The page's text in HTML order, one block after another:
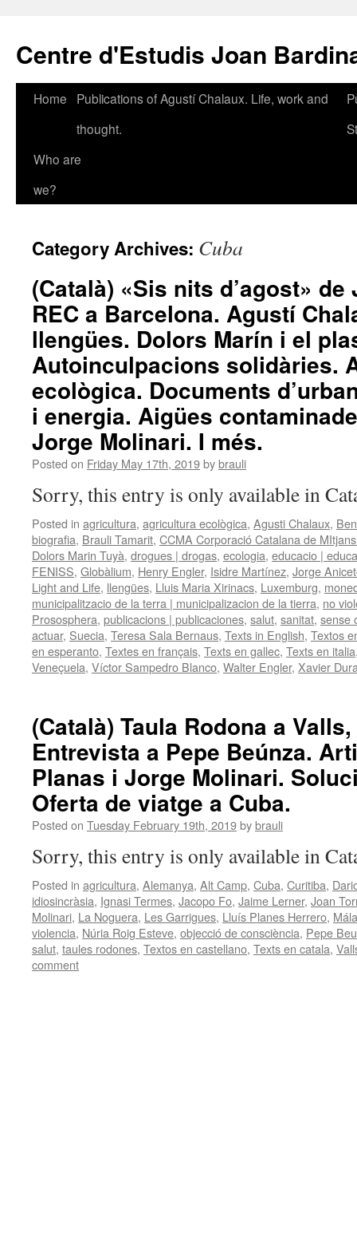
content
Centre d'Estudis Joan
Home
Publications of Agustí Chalaux. Life, work and
thought.
Who are
we?
Category Archives: Cuba
(Català) «Sis nits d’agost»
REC a Barcelona. Agustí
llengües. Dolors Marín i el
Autoinculpacions solidàries.
ecològica. Documents
i energia. Aigües
Jorge Molinari. I més.
Posted on Friday May 17th, 2019bybrauli
Sorry, this entry is only available in
Posted in agricultura, agricultura ecològica, Agusti Chalaux,
biografia, Brauli Tamarit, CCMA Corporació Catalana de
Dolors Marin Tuyà, drogues | drogas, ecologia, educacio |
FENISS, Globàlium, Henry Engler, Isidre Martínez, Jorge
Light and Life, llengües, Lluis Maria Xirinacs, Luxemburg,
municipalitzacio de la terra | municipalizacion de la tierra, no
Prososphera, publicacions | publicaciones, salut, sanitat, sense
actuar, Suecia, Teresa Sala Bernaus, Texts in English, Textos
en esperanto, Textes en français, Texts en gallec, Texts en italia
Veneçuela, Víctor Sampedro Blanco, Walter Engler, Xavier
(Català) Taula Rodona a
Entrevista a Pepe Beúnza.
Planas i Jorge Molinari.
Oferta de viatge a Cuba.
Posted on Tuesday February 19th, 2019bybrauli
Sorry, this entry is only available in
Posted in agricultura, Alemanya, Alt Camp, Cuba, Curitiba,
idiosincràsia, Ignasi Termes, Jacopo Fo, Jaime Lerner, Joan
Molinari, La Noguera, Les Garrigues, Lluís Planes Herrero,
violencia, Núria Roig Esteve, objecció de consciència, Pepe
salut, taules rodones, Textos en castellano, Texts en catala,
comment